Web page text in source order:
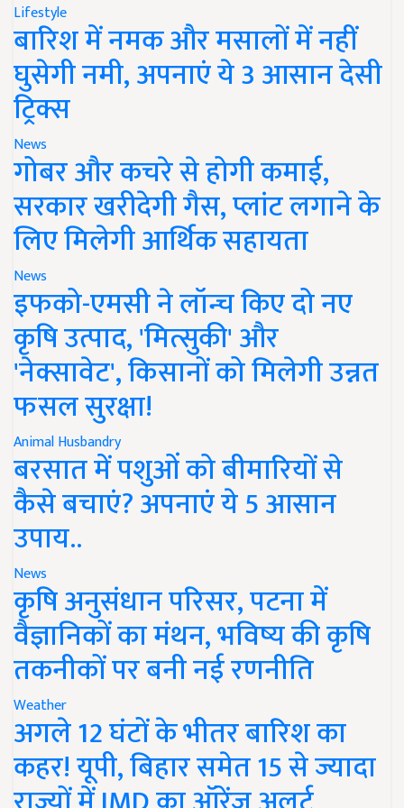
Lifestyle
बारिश में नमक और मसालों में नहीं
घुसेगी नमी, अपनाएं ये 3 आसान देसी
ट्रिक्स
News
गोबर और कचरे से होगी कमाई,
सरकार खरीदेगी गैस, प्लांट लगाने के
लिए मिलेगी आर्थिक सहायता
News
इफको-एमसी ने लॉन्च किए दो नए
कृषि उत्पाद, 'मित्सुकी' और
'नेक्सावेट', किसानों को मिलेगी उन्नत
फसल सुरक्षा!
Animal Husbandry
बरसात में पशुओं को बीमारियों से
कैसे बचाएं? अपनाएं ये 5 आसान
उपाय..
News
कृषि अनुसंधान परिसर, पटना में
वैज्ञानिकों का मंथन, भविष्य की कृषि
तकनीकों पर बनी नई रणनीति
Weather
अगले 12 घंटों के भीतर बारिश का
कहर! यूपी, बिहार समेत 15 से ज्यादा